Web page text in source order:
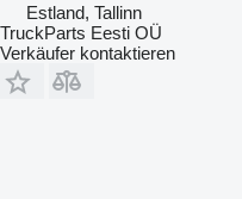
Estland, Tallinn
TruckParts Eesti OÜ
Verkäufer kontaktieren